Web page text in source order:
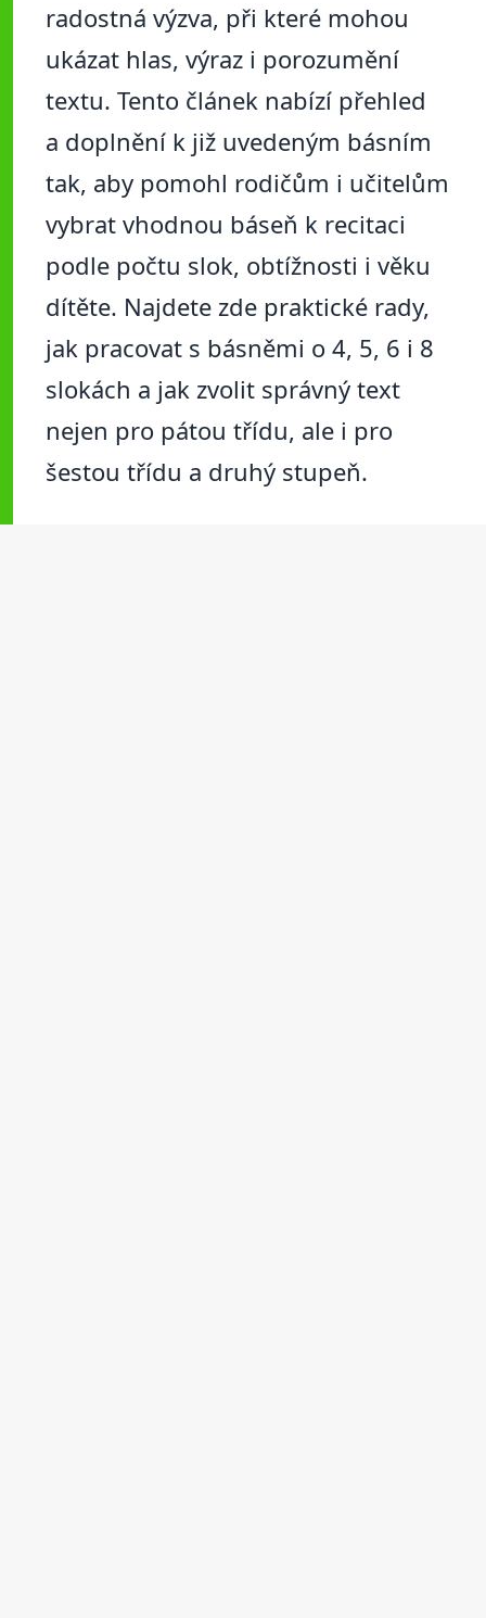
radostná výzva, při které mohou
ukázat hlas, výraz i porozumění
textu. Tento článek nabízí přehled
a doplnění k již uvedeným básním
tak, aby pomohl rodičům i učitelům
vybrat vhodnou báseň k recitaci
podle počtu slok, obtížnosti i věku
dítěte. Najdete zde praktické rady,
jak pracovat s básněmi o 4, 5, 6 i 8
slokách a jak zvolit správný text
nejen pro pátou třídu, ale i pro
šestou třídu a druhý stupeň.